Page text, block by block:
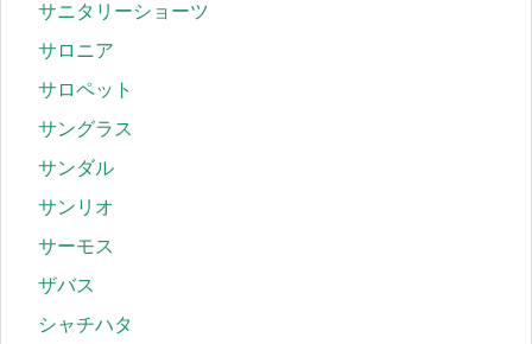
サニタリーショーツ
サロニア
サロペット
サングラス
サンダル
サンリオ
サーモス
ザバス
シャチハタ